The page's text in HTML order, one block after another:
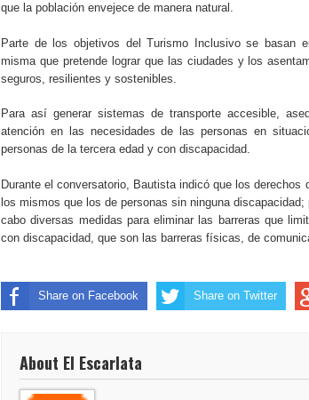
que la población envejece de manera natural.
Parte de los objetivos del Turismo Inclusivo se basan
misma que pretende lograr que las ciudades y los
seguros, resilientes y sostenibles.
Para así generar sistemas de transporte accesible,
atención en las necesidades de las personas en
personas de la tercera edad y con discapacidad.
Durante el conversatorio, Bautista indicó que los
los mismos que los de personas sin ninguna
cabo diversas medidas para eliminar las barreras que
con discapacidad, que son las barreras físicas, de
Share on Facebook Share on Twitter
About El Escarlata